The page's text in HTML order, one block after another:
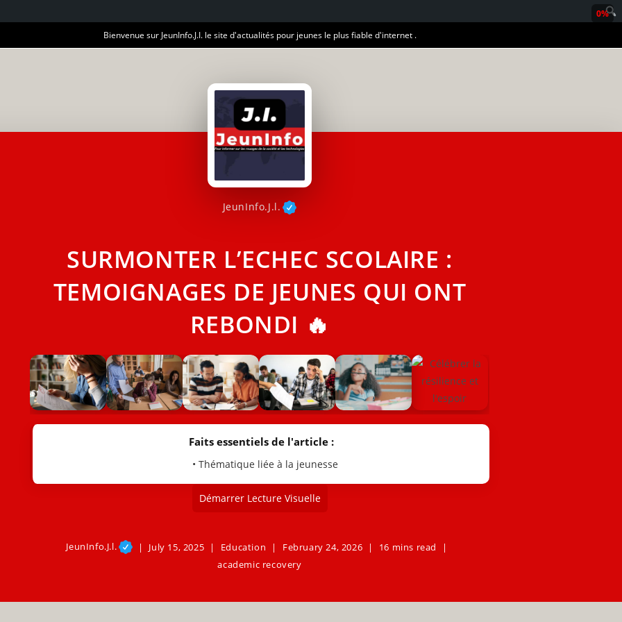
Bienvenue sur JeunInfo.J.I. le site d'actualités pour jeunes le plus fiable d'internet .
JeunInfo.J.l.
SURMONTER L’ECHEC SCOLAIRE :
TEMOIGNAGES DE JEUNES QUI ONT
REBONDI 🔥
Faits essentiels de l'article :
• Thématique liée à la jeunesse
Démarrer Lecture Visuelle
JeunInfo.J.l. July 15, 2025 Education February 24, 2026
16 mins read
academic recovery
0%